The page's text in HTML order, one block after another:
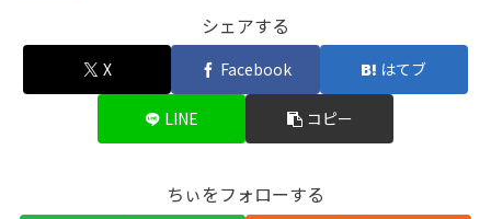
シェアする
X Facebook はてブ
LINE コピー
ちぃをフォローする